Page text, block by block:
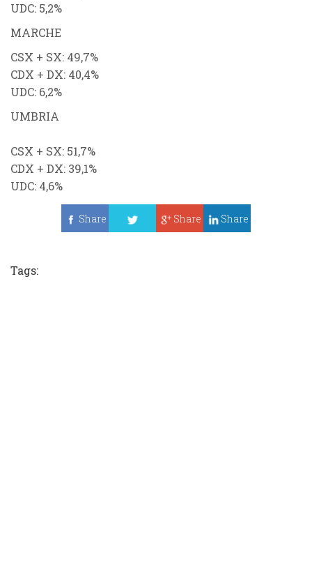
UDC: 5,2%
MARCHE
CSX + SX: 49,7%
CDX + DX: 40,4%
UDC: 6,2%
UMBRIA
CSX + SX: 51,7%
CDX + DX: 39,1%
UDC: 4,6%
Share
Share Share
Tags: